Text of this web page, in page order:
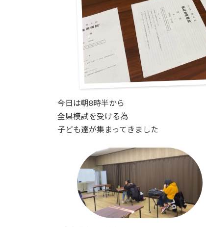
今日は朝8時半から
全県模試を受ける為
子ども達が集まってきました